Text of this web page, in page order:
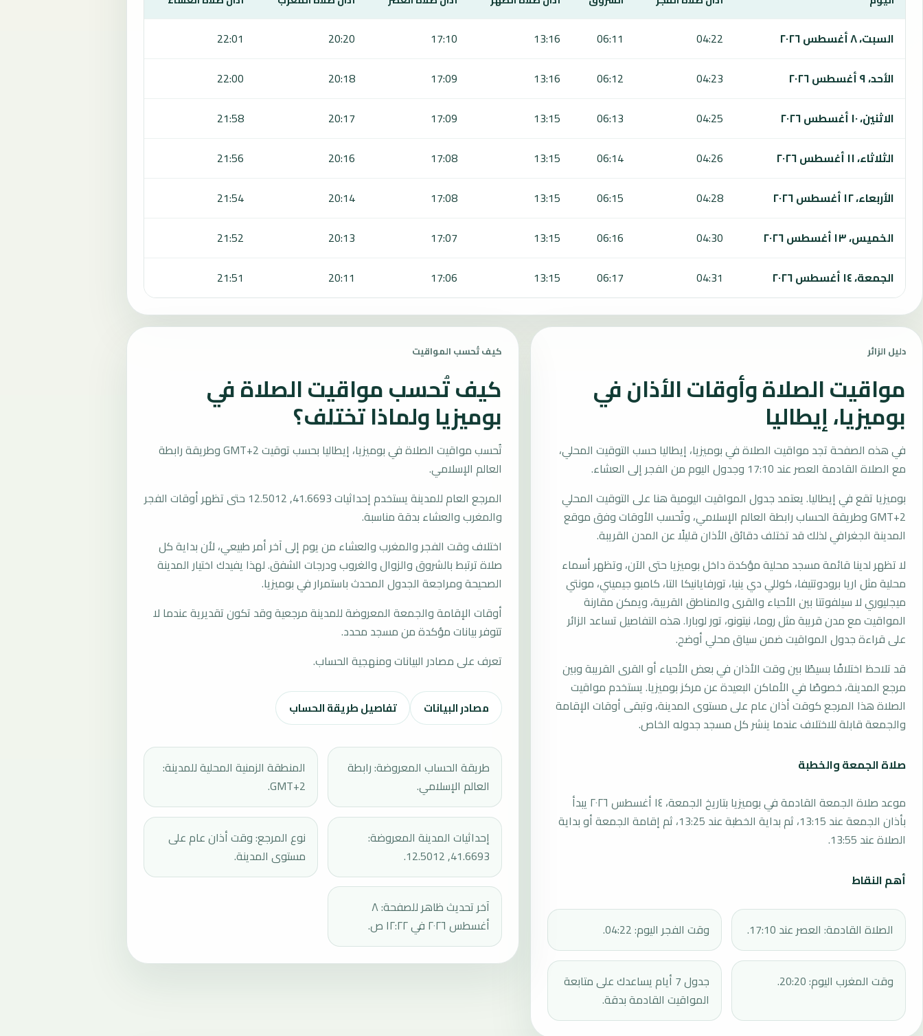
يعرض هذا الجدول مواقيت الصلاة لمدة 7 أيام في بوميزيا، بما يشمل الفجر والشروق والظهر والعصر والمغرب والعشاء.
السبت، ٨ أغسطس ٢٠٢٦ 04:22
06:11
13:16
17:10
20:20
22:01
الأحد، ٩ أغسطس ٢٠٢٦
04:23
06:12
13:16
17:09
20:18
22:00
الاثنين، ١٠ أغسطس ٢٠٢٦
04:25
06:13
13:15
17:09
20:17
21:58
الثلاثاء، ١١ أغسطس ٢٠٢٦
04:26
06:14
13:15
17:08
20:16
21:56
الأربعاء، ١٢ أغسطس ٢٠٢٦
04:28
06:15
13:15
17:08
20:14
21:54
الخميس، ١٣ أغسطس ٢٠٢٦
04:30
06:16
13:15
17:07
20:13
21:52
الجمعة، ١٤ أغسطس ٢٠٢٦
04:31
06:17
13:15
17:06
20:11
21:51
دليل الزائر
مواقيت الصلاة وأوقات الأذان في
بوميزيا، إيطاليا
في هذه الصفحة تجد مواقيت الصلاة في بوميزيا، إيطاليا حسب التوقيت المحلي،
مع الصلاة القادمة العصر عند 17:10 وجدول اليوم من الفجر إلى العشاء.
بوميزيا تقع في إيطاليا. يعتمد جدول المواقيت اليومية هنا على التوقيت المحلي
GMT+2 وطريقة الحساب رابطة العالم الإسلامي، وتُحسب الأوقات وفق موقع
المدينة الجغرافي لذلك قد تختلف دقائق الأذان قليلًا عن المدن القريبة.
لا تظهر لدينا قائمة مسجد محلية مؤكدة داخل بوميزيا حتى الآن، وتظهر أسماء
محلية مثل اريا برودوتتيفا، كوللي دي ينيا، تورفايانيكا التا، كامبو جيميني، مونتي
ميجليوري لا سيلفوتتا بين الأحياء والقرى والمناطق القريبة، ويمكن مقارنة
المواقيت مع مدن قريبة مثل روما، نيتونو، تور لوبارا. هذه التفاصيل تساعد الزائر
على قراءة جدول المواقيت ضمن سياق محلي أوضح.
قد تلاحظ اختلافًا بسيطًا بين وقت الأذان في بعض الأحياء أو القرى القريبة وبين
مرجع المدينة، خصوصًا في الأماكن البعيدة عن مركز بوميزيا. يستخدم مواقيت
الصلاة هذا المرجع كوقت أذان عام على مستوى المدينة، وتبقى أوقات الإقامة
والجمعة قابلة للاختلاف عندما ينشر كل مسجد جدوله الخاص.
صلاة الجمعة والخطبة
موعد صلاة الجمعة القادمة في بوميزيا بتاريخ الجمعة، ١٤ أغسطس ٢٠٢٦ يبدأ
بأذان الجمعة عند 13:15، ثم بداية الخطبة عند 13:25، ثم إقامة الجمعة أو بداية
الصلاة عند 13:55.
أهم النقاط
الصلاة القادمة: العصر عند 17:10. وقت الفجر اليوم: 04:22.
وقت المغرب اليوم: 20:20.
جدول 7 أيام يساعدك على متابعة
المواقيت القادمة بدقة.
كيف تُحسب المواقيت
كيف تُحسب مواقيت الصلاة في
بوميزيا ولماذا تختلف؟
تُحسب مواقيت الصلاة في بوميزيا، إيطاليا بحسب توقيت GMT+2 وطريقة رابطة
العالم الإسلامي.
المرجع العام للمدينة يستخدم إحداثيات 41.6693, 12.5012 حتى تظهر أوقات الفجر
والمغرب والعشاء بدقة مناسبة.
اختلاف وقت الفجر والمغرب والعشاء من يوم إلى آخر أمر طبيعي، لأن بداية كل
صلاة ترتبط بالشروق والزوال والغروب ودرجات الشفق. لهذا يفيدك اختيار المدينة
الصحيحة ومراجعة الجدول المحدث باستمرار في بوميزيا.
أوقات الإقامة والجمعة المعروضة للمدينة مرجعية وقد تكون تقديرية عندما لا
تتوفر بيانات مؤكدة من مسجد محدد.
تعرف على مصادر البيانات ومنهجية الحساب.
مصادر البيانات تفاصيل طريقة الحساب
طريقة الحساب المعروضة: رابطة
العالم الإسلامي.
المنطقة الزمنية المحلية للمدينة:
GMT+2.
إحداثيات المدينة المعروضة:
41.6693, 12.5012.
نوع المرجع: وقت أذان عام على
مستوى المدينة.
آخر تحديث ظاهر للصفحة: ٨
أغسطس ٢٠٢٦ في ١٢:٢٢ ص.